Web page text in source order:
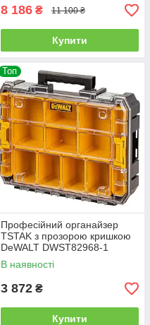
8 186 ₴ 11 100 ₴
Купити
Топ
Професійний органайзер
TSTAK з прозорою кришкою
DeWALT DWST82968-1
В наявності
3 872 ₴
Купити